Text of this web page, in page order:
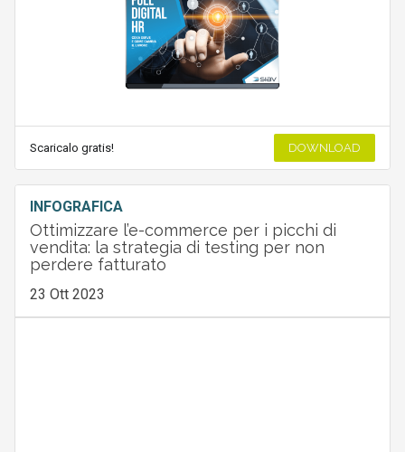
Scaricalo gratis! DOWNLOAD
INFOGRAFICA
Ottimizzare l’e-commerce per i picchi di
vendita: la strategia di testing per non
perdere fatturato
23 Ott 2023